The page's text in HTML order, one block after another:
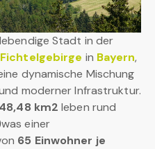
Stadt in der
in Bayern,
dynamische Mischung
moderner Infrastruktur.
48,48 km2 leben rund
was einer
65 Einwohner je